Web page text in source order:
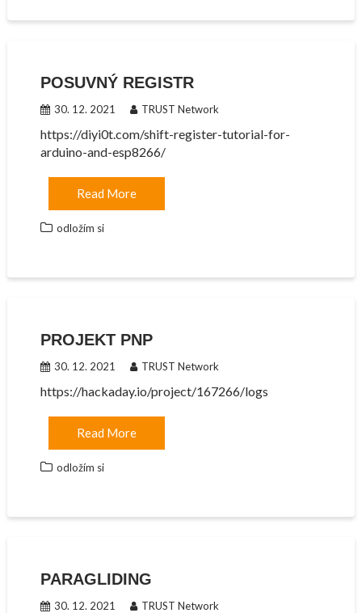
POSUVNÝ REGISTR
30. 12. 2021 TRUST Network
https://diyi0t.com/shift-register-tutorial-for-
arduino-and-esp8266/
Read More
odložím si
PROJEKT PNP
30. 12. 2021 TRUST Network
https://hackaday.io/project/167266/logs
Read More
odložím si
PARAGLIDING
30. 12. 2021 TRUST Network